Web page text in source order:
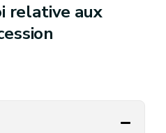
relative aux